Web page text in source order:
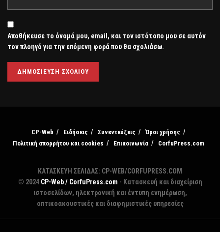
Αποθήκευσε το όνομά μου, email, και τον ιστότοπο μου σε αυτόν
τον πλοηγό για την επόμενη φορά που θα σχολιάσω.
CP-Web Ειδήσεις Συνεντεύξεις
Όροι χρήσης
Πολιτική απορρήτου και cookies
Επικοινωνία CorfuPress.com
ΚΑΤΑΣΚΕΥΗ ΣΕΛΙΔΑΣ: CP-WEB/CORFUPRESS.COM
© 2024 CP-Web / CorfuPress.com - Κατασκευή και διαχείριση
ιστοσελίδων, ηλεκτρονική και έντυπη ενημέρωση,
οπτικοακουστικές και διαφημιστικές υπηρεσίες